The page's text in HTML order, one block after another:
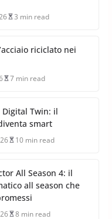
3 min read
riciclato nei
7 min read
Twin: il
smart
10 min read
All Season 4: il
all season che
8 min read